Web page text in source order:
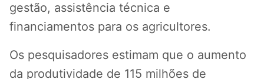
gestão, assistência técnica e
financiamentos para os agricultores.
Os pesquisadores estimam que o aumento
da produtividade de 115 milhões de